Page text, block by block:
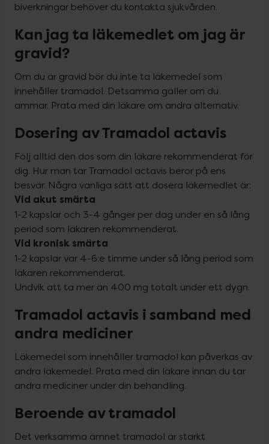
biverkningar behöver du kontakta sjukvården.
Kan jag ta läkemedlet om jag är
gravid?
Om du är gravid bör du inte ta läkemedel som
innehåller tramadol. Detsamma gäller om du
ammar. Prata med din läkare om andra alternativ.
Dosering av Tramadol actavis
Följ alltid den dos som din läkare rekommenderat för
dig. Hur man tar Tramadol actavis beror på ens
Vid akut smärta
1-2 kapslar och 3-4 gånger per dag under en så lång
Vid kronisk smärta
1-2 kapslar var 4-6:e timme under så lång period som
läkaren rekommenderat.
Undvik att ta mer än 400 mg totalt under ett dygn.
Tramadol actavis i samband med
andra mediciner
Läkemedel som innehåller tramadol kan påverkas av
andra läkemedel. Prata med din läkare innan du tar
andra mediciner under din behandling.
Beroende av tramadol
Det verksamma ämnet tramadol är starkt